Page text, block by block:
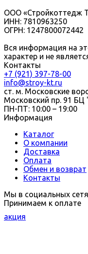
ООО «Стройкоттедж
ИНН: 7810963250
ОГРН: 1247800072442
Вся информация на
характер и не
Контакты
+7 (921) 397-78-00
info@stroy-kt.ru
ст. м. Московские
Московский пр. 91
ПН-ПТ: 10:00 – 19:00
Информация
Каталог
О компании
Доставка
Оплата
Обмен и возврат
Контакты
Мы в социальных
Принимаем к оплате
акция